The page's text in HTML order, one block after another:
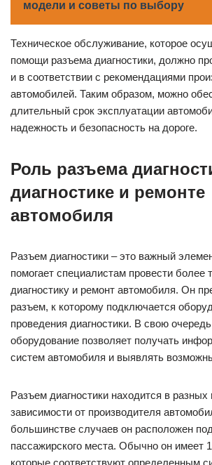
модели и советы по выбору
Техническое обслуживание, которое
помощи разъема диагностики, должно
и в соответствии с рекомендациями
автомобилей. Таким образом, можно
длительный срок эксплуатации
надежность и безопасность на дороге.
Роль разъема
диагностике и ремонте
автомобиля
Разъем диагностики – это важный
помогает специалистам провести более
диагностику и ремонт автомобиля. Он
разъем, к которому подключается
проведения диагностики. В свою
оборудование позволяет получать
систем автомобиля и выявлять
Разъем диагностики находится в разных
зависимости от производителя
большинстве случаев он расположен
пассажирского места. Обычно он имеет
которые соответствуют определенным